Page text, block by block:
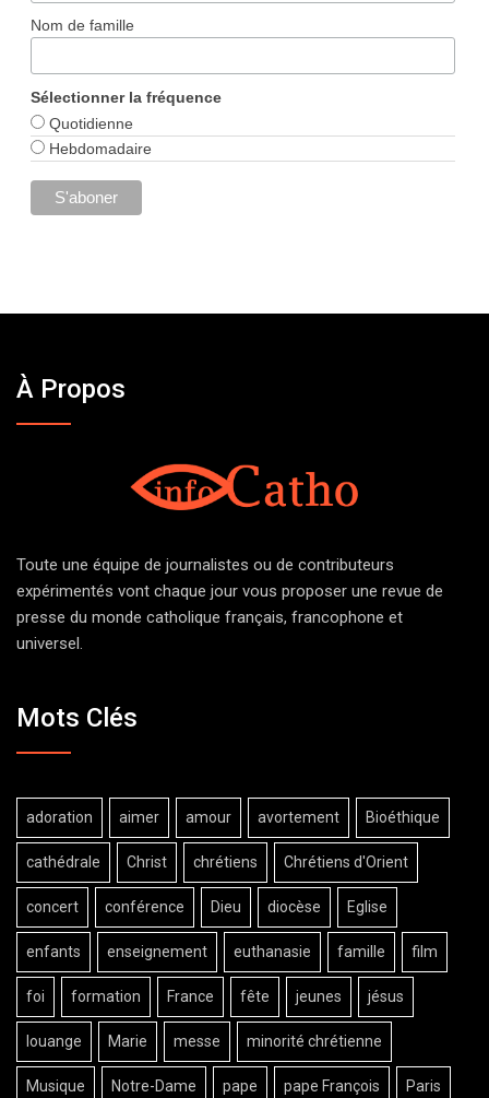
Nom de famille
Sélectionner la fréquence
Quotidienne
Hebdomadaire
À Propos
Toute une équipe de journalistes ou de contributeurs
expérimentés vont chaque jour vous proposer une revue de
presse du monde catholique français, francophone et
universel.
Mots Clés
adoration aimer amour avortement Bioéthique
cathédrale Christ chrétiens Chrétiens d'Orient
concert conférence Dieu diocèse Eglise
enfants enseignement euthanasie famille film
foi formation France fête jeunes jésus
louange Marie messe minorité chrétienne
Musique Notre-Dame pape pape François Paris